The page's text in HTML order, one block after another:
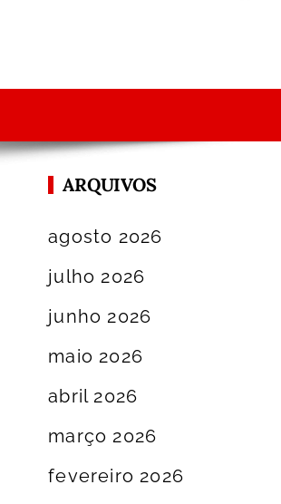
ARQUIVOS
agosto 2026
julho 2026
junho 2026
maio 2026
abril 2026
março 2026
fevereiro 2026